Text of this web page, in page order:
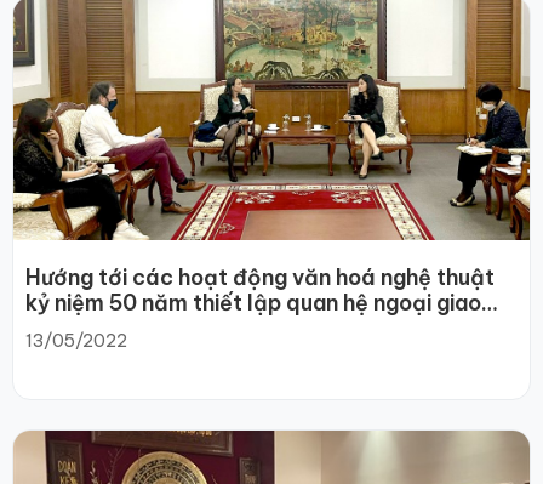
Hướng tới các hoạt động văn hoá nghệ thuật
kỷ niệm 50 năm thiết lập quan hệ ngoại giao
Việt Nam – Pháp năm 2023
13/05/2022